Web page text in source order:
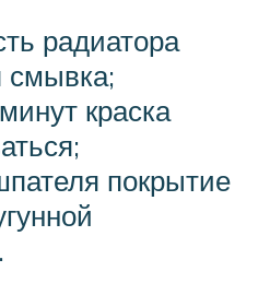
радиатора
смывка;
краска
покрытие